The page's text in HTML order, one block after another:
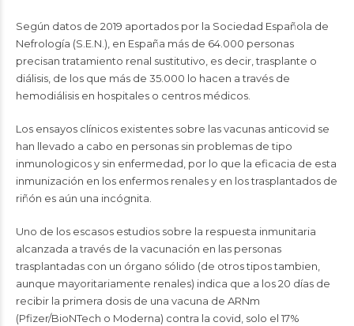
Según datos de 2019 aportados por la Sociedad Española de
Nefrología (S.E.N.), en España más de 64.000 personas
precisan tratamiento renal sustitutivo, es decir, trasplante o
diálisis, de los que más de 35.000 lo hacen a través de
hemodiálisis en hospitales o centros médicos.
Los ensayos clínicos existentes sobre las vacunas anticovid se
han llevado a cabo en personas sin problemas de tipo
inmunologicos y sin enfermedad, por lo que la eficacia de esta
inmunización en los enfermos renales y en los trasplantados de
riñón es aún una incógnita.
Uno de los escasos estudios sobre la respuesta inmunitaria
alcanzada a través de la vacunación en las personas
trasplantadas con un órgano sólido (de otros tipos tambien,
aunque mayoritariamente renales) indica que a los 20 días de
recibir la primera dosis de una vacuna de ARNm
(Pfizer/BioNTech o Moderna) contra la covid, solo el 17%